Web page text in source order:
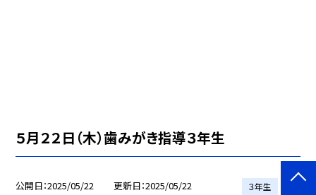
５月２２日（木）歯みがき指導３年生
公開日 2025/05/22 更新日 2025/05/22 ３年生